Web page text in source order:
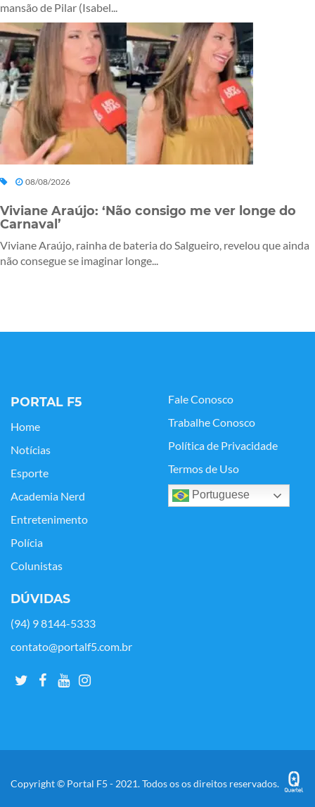
mansão de Pilar (Isabel...
08/08/2026
Viviane Araújo: ‘Não consigo me ver longe do
Carnaval’
Viviane Araújo, rainha de bateria do Salgueiro, revelou que ainda
não consegue se imaginar longe...
PORTAL F5
Home
Notícias
Esporte
Academia Nerd
Entretenimento
Polícia
Colunistas
Fale Conosco
Trabalhe Conosco
Política de Privacidade
Termos de Uso
Portuguese
DÚVIDAS
(94) 9 8144-5333
contato@portalf5.com.br
Copyright © Portal F5 - 2021. Todos os os direitos reservados.